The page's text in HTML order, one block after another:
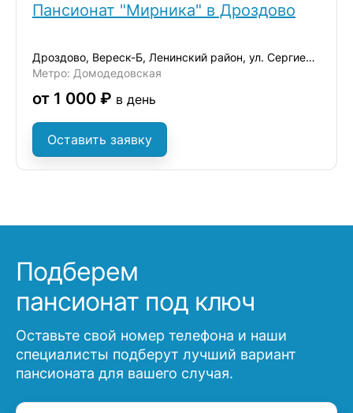
Пансионат "Мирника" в Дроздово
Дроздово, Вереск-Б, Ленинский район, ул. Сергиевская, д.17А
Метро: Домодедовская
от 1 000 ₽ в день
Оставить заявку
Подберем
пансионат под ключ
Оставьте свой номер телефона и наши
специалисты подберут лучший вариант
пансионата для вашего случая.